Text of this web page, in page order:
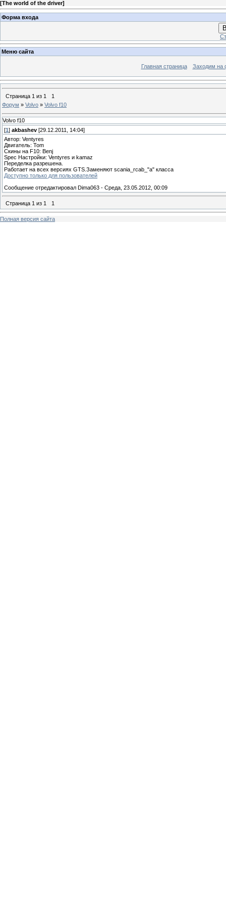
[The world of the driver]
Форма входа
Меню сайта
Главная страница Заходим на
Страница 1 из 1
1
Форум » Volvo » Volvo f10
Volvo f10
[1 ] akbashev [29.12.2011, 14:04]
Автор: Ventyres
Двигатель: Tom
Скины на F10: Benj
Spec Настройки: Ventyres и kamaz
Переделка разрешена.
Работает на всех версиях GTS.Заменяют scania_rcab_"a" класса
Доступно только для пользователей
Сообщение отредактировал Dima063 - Среда, 23.05.2012, 00:09
Страница 1 из 1 1
Полная версия сайта